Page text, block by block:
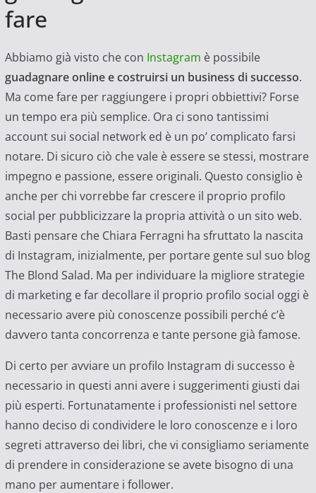
fare
Abbiamo già visto che con Instagram è possibile
guadagnare online e costruirsi un business di successo.
Ma come fare per raggiungere i propri obbiettivi? Forse
un tempo era più semplice. Ora ci sono tantissimi
account sui social network ed è un po’ complicato farsi
notare. Di sicuro ciò che vale è essere se stessi, mostrare
impegno e passione, essere originali. Questo consiglio è
anche per chi vorrebbe far crescere il proprio profilo
social per pubblicizzare la propria attività o un sito web.
Basti pensare che Chiara Ferragni ha sfruttato la nascita
di Instagram, inizialmente, per portare gente sul suo blog
The Blond Salad. Ma per individuare la migliore strategie
di marketing e far decollare il proprio profilo social oggi è
necessario avere più conoscenze possibili perché c’è
davvero tanta concorrenza e tante persone già famose.
Di certo per avviare un profilo Instagram di successo è
necessario in questi anni avere i suggerimenti giusti dai
più esperti. Fortunatamente i professionisti nel settore
hanno deciso di condividere le loro conoscenze e i loro
segreti attraverso dei libri, che vi consigliamo seriamente
di prendere in considerazione se avete bisogno di una
mano per aumentare i follower.